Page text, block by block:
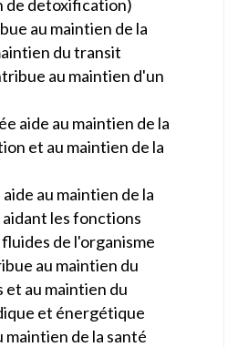
de detoxification)
au maintien de la
du transit
au maintien d'un
aide au maintien de la
et au maintien de la
au maintien de la
les fonctions
de l'organisme
au maintien du
au maintien du
et énergétique
maintien de la santé